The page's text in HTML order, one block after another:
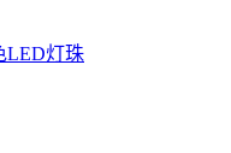
LED灯珠